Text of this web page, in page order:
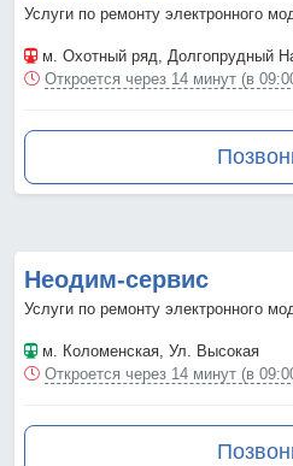
Услуги по ремонту электронного
м. Охотный ряд, Долгопрудный
Откроется через 14 минут (в
Неодим-сервис
Услуги по ремонту электронного
м. Коломенская, Ул. Высокая
Откроется через 14 минут (в